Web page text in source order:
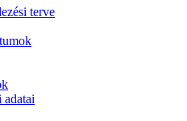
terve
adatai